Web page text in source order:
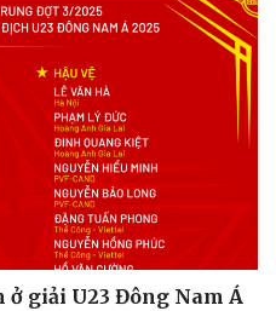
Ô tô - Xe máy
Ô tô
Xe máy
Tư vấn
ở giải U23 Đông Nam Á